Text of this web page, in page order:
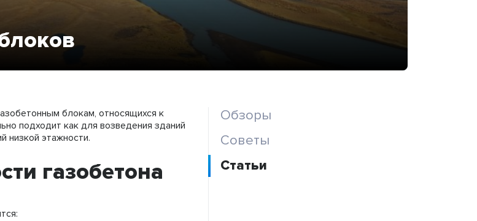
блокам, относящихся к
подходит как для возведения зданий
низкой этажности.
газобетона
Обзоры
Советы
Статьи